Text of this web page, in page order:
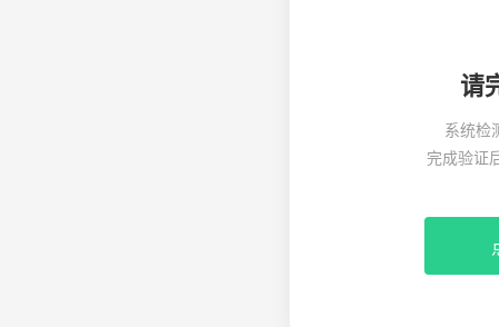
请
系统检
完成验证